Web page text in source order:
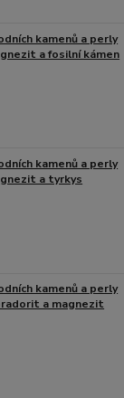
kamenů a perly
a fosilní kámen
kamenů a perly
a tyrkys
kamenů a perly
a magnezit